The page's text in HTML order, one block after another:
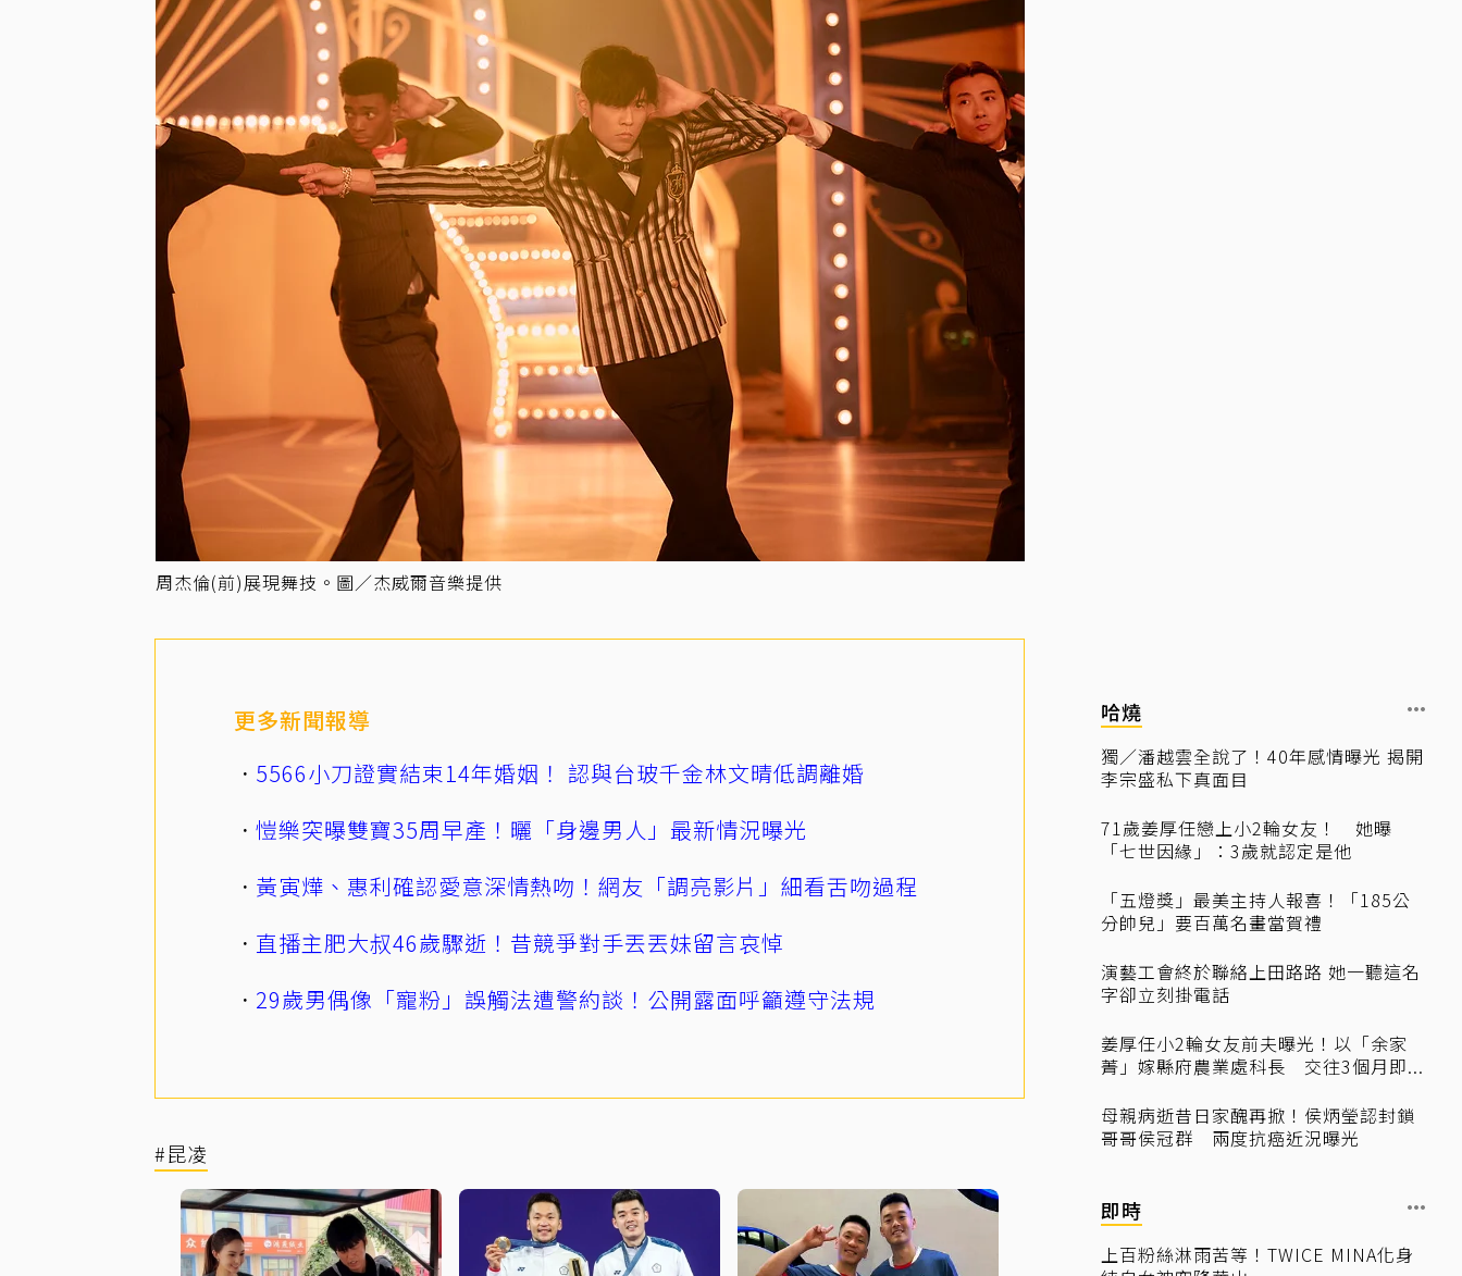
周杰倫(前)展現舞技。圖／杰威爾音樂提供
更多新聞報導
5566小刀證實結束14年婚姻！ 認與台玻千金林文晴低調離婚
愷樂突曝雙寶35周早產！曬「身邊男人」最新情況曝光
黃寅燁、惠利確認愛意深情熱吻！網友「調亮影片」細看舌吻過程
直播主肥大叔46歲驟逝！昔競爭對手丟丟妹留言哀悼
29歲男偶像「寵粉」誤觸法遭警約談！公開露面呼籲遵守法規
#昆凌
哈燒
獨／潘越雲全說了！40年感情曝光 揭開
李宗盛私下真面目
71歲姜厚任戀上小2輪女友！ 她曝
「七世因緣」：3歲就認定是他
「五燈獎」最美主持人報喜！「185公
分帥兒」要百萬名畫當賀禮
演藝工會終於聯絡上田路路 她一聽這名
字卻立刻掛電話
姜厚任小2輪女友前夫曝光！以「余家
菁」嫁縣府農業處科長 交往3個月即...
母親病逝昔日家醜再掀！侯炳瑩認封鎖
哥哥侯冠群 兩度抗癌近況曝光
即時
上百粉絲淋雨苦等！TWICE MINA化身